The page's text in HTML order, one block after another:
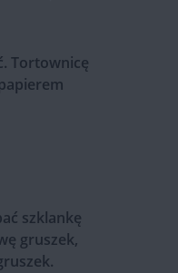
Tortownicę
szklankę
gruszek,